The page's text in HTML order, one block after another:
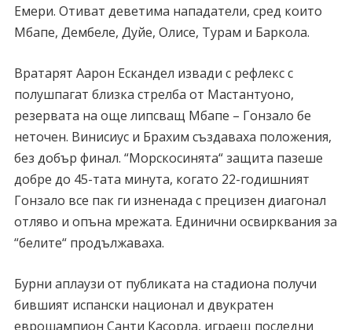
Емери. Отиват деветима нападатели, сред които
Мбапе, Дембеле, Дуйе, Олисе, Турам и Баркола.
Вратарят Аарон Ескандел извади с рефлекс с
полушпагат близка стрелба от Мастантуоно,
резервата на още липсващ Мбапе – Гонзало бе
неточен. Винисиус и Брахим създаваха положения,
без добър финал. “Морскосинята“ защита пазеше
добре до 45-тата минута, когато 22-годишният
Гонзало все пак ги изненада с прецизен диагонал
отляво и опъна мрежата. Единични освирквания за
“белите“ продължаваха.
Бурни аплаузи от публиката на стадиона получи
бившият испански национал и двукратен
еврошампион Санти Касорла, играещ последни